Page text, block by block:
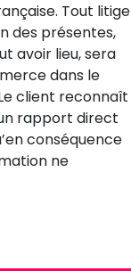
Tout litige
des présentes,
avoir lieu, sera
dans le
client reconnaît
rapport direct
conséquence
ne